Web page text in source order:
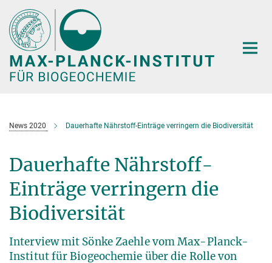
Hauptinhalt
News 2020 Dauerhafte Nährstoff-Einträge verringern die Biodiversität
Dauerhafte Nährstoff-
Einträge verringern die
Biodiversität
Interview mit Sönke Zaehle vom Max-Planck-
Institut für Biogeochemie über die Rolle von